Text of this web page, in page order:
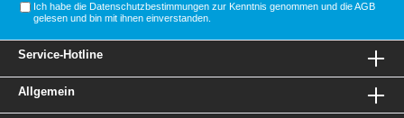
Ich habe die Datenschutzbestimmungen zur Kenntnis genommen und dieAGB
gelesen und bin mit ihnen einverstanden.
Service-Hotline
Allgemein